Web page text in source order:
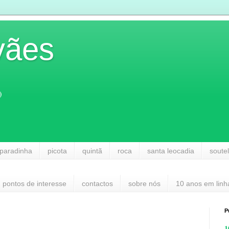
picota quintã roca santa leocadia
pontos de interesse contactos sobre nós 10 anos em